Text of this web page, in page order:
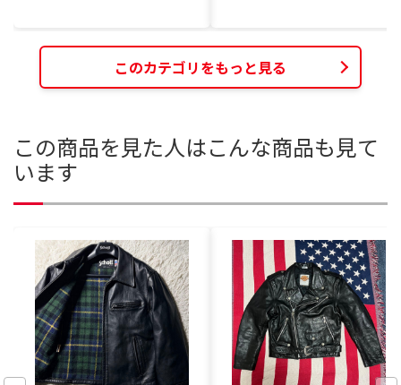
このカテゴリをもっと見る
この商品を見た人はこんな商品も見て
います